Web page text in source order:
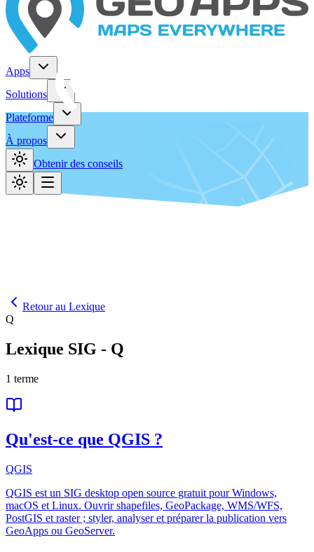
Apps
Solutions
Plateforme
À propos
Obtenir des conseils
Retour au Lexique
Q
Lexique SIG - Q
1 terme
Qu'est-ce que QGIS ?
QGIS
QGIS est un SIG desktop open source gratuit pour Windows,
macOS et Linux. Ouvrir shapefiles, GeoPackage, WMS/WFS,
PostGIS et raster ; styler, analyser et préparer la publication vers
GeoApps ou GeoServer.